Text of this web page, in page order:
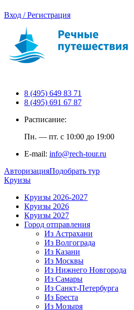
Вход / Регистрация
8 (495) 649 83 71
8 (495) 691 67 87
Расписание:
Пн. — пт. с 10:00 до 19:00
E-mail: info@rech-tour.ru
АвторизацияПодобрать тур
Круизы
Круизы 2026-2027
Круизы 2026
Круизы 2027
Город отправления
Из Астрахани
Из Волгограда
Из Казани
Из Москвы
Из Нижнего Новгорода
Из Самары
Из Санкт-Петербурга
Из Бреста
Из Мозыря